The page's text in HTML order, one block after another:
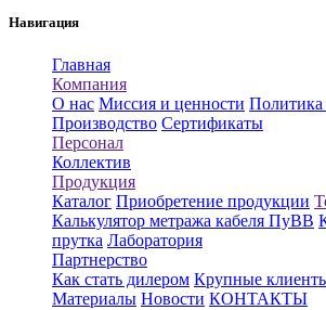
Навигация
Главная
Компания
О нас Миссия и ценности Политика
Производство Сертификаты
Персонал
Коллектив
Продукция
Каталог Приобретение продукции
Калькулятор метража кабеля ПуВВ
прутка Лаборатория
Партнерство
Как стать дилером Крупные
Материалы Новости КОНТАКТЫ